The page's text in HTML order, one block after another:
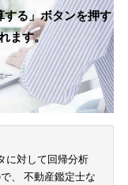
する」ボタンを押す
ます。
に対して回帰分析
、 不動産鑑定士な